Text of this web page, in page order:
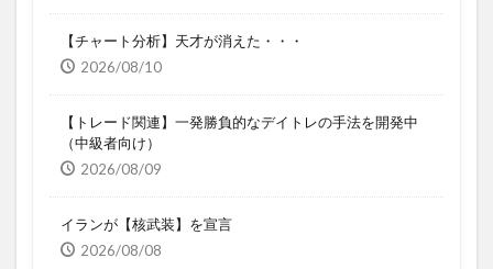
【チャート分析】天才が消えた・・・
2026/08/10
【トレード関連】一発勝負的なデイトレの手法を開発中
（中級者向け）
2026/08/09
イランが【核武装】を宣言
2026/08/08